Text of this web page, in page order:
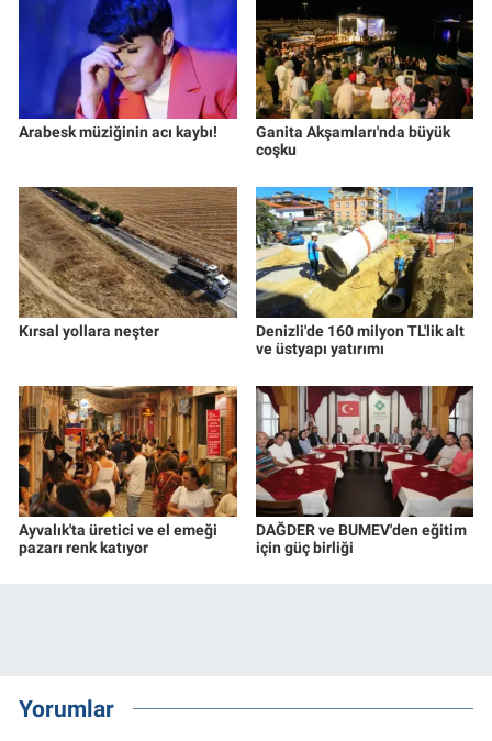
Arabesk müziğinin acı kaybı!
Ganita Akşamları'nda büyük
coşku
Kırsal yollara neşter
Denizli'de 160 milyon TL'lik alt
ve üstyapı yatırımı
Ayvalık'ta üretici ve el emeği
pazarı renk katıyor
DAĞDER ve BUMEV'den eğitim
için güç birliği
Yorumlar